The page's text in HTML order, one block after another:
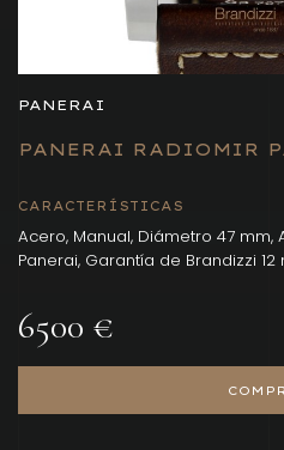
PANERAI
PANERAI RADIOMIR
CARACTERÍSTICAS
Acero, Manual, Diámetro 47 mm,
Panerai, Garantía de Brandizzi 12
6500 €